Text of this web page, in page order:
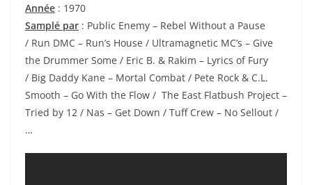
Année : 1970
Samplé par : Public Enemy – Rebel Without a Pause
/ Run DMC – Run’s House / Ultramagnetic MC’s – Give
the Drummer Some / Eric B. & Rakim – Lyrics of Fury
/ Big Daddy Kane – Mortal Combat / Pete Rock & C.L.
Smooth – Go With the Flow / The East Flatbush Project –
Tried by 12 / Nas – Get Down / Tuff Crew – No Sellout /
…